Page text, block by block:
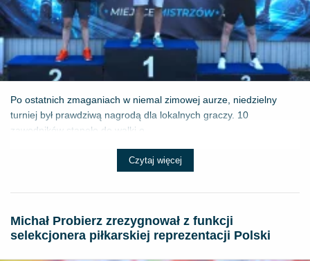
Po ostatnich zmaganiach w niemal zimowej aurze, niedzielny
turniej był prawdziwą nagrodą dla lokalnych graczy. 10
zawodników stanęło do walki o ...
Czytaj więcej
Michał Probierz zrezygnował z funkcji
selekcjonera piłkarskiej reprezentacji Polski